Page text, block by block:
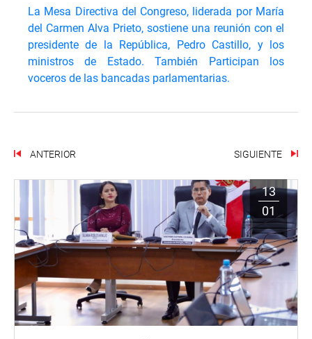
La Mesa Directiva del Congreso, liderada por María
del Carmen Alva Prieto, sostiene una reunión con el
presidente de la República, Pedro Castillo, y los
ministros de Estado. También Participan los
voceros de las bancadas parlamentarias.
ANTERIOR SIGUIENTE
13
01